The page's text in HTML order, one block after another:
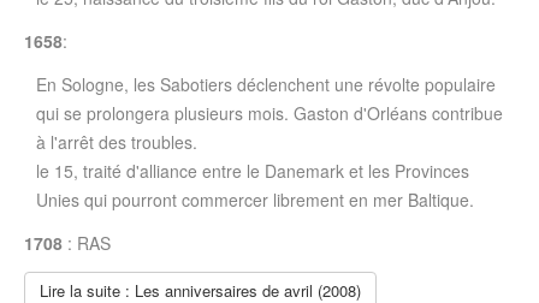
1658:
En Sologne, les Sabotiers déclenchent une révolte populaire
qui se prolongera plusieurs mois. Gaston d'Orléans contribue
à l'arrêt des troubles.
le 15, traité d'alliance entre le Danemark et les Provinces
Unies qui pourront commercer librement en mer Baltique.
1708 : RAS
Lire la suite : Les anniversaires de avril (2008)